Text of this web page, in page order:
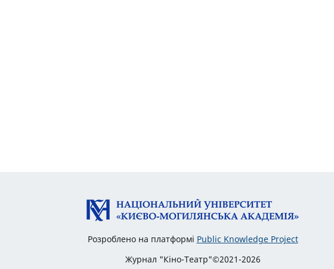
Розроблено на платформі Public Knowledge Project
Журнал "Кіно-Театр"©2021-2026